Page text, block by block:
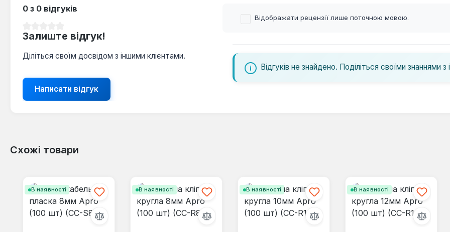
0 з 0 відгуків
Залиште відгук!
Діліться своїм досвідом з іншими клієнтами.
Написати відгук
Відображати рецензії лише поточною мовою.
Відгуків не знайдено. Поділіться своїми знаннями з
Схожі товари
В наявності В наявності В наявності В наявності